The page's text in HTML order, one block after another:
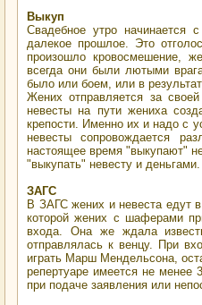
Выкуп
Свадебное утро начинается
далекое прошлое. Это
произошло кровосмешение,
всегда они были лютыми
было или боем, или в
Жених отправляется за
невесты на пути жениха
крепости. Именно их и надо с
невесты сопровождается
настоящее время "выкупают"
"выкупать" невесту и деньгами.
ЗАГС
В ЗАГС жених и невеста едут
которой жених с шаферами
входа. Она же ждала
отправлялась к венцу. При
играть Марш Мендельсона,
репертуаре имеется не
при подаче заявления или